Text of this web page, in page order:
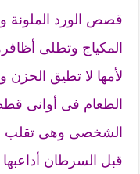
قصص الورد الملونة
المكياج وتطلى
لأمها لا تطيق الحزن
الطعام فى أوانى
الشخصى وهى تقلب
قبل السرطان